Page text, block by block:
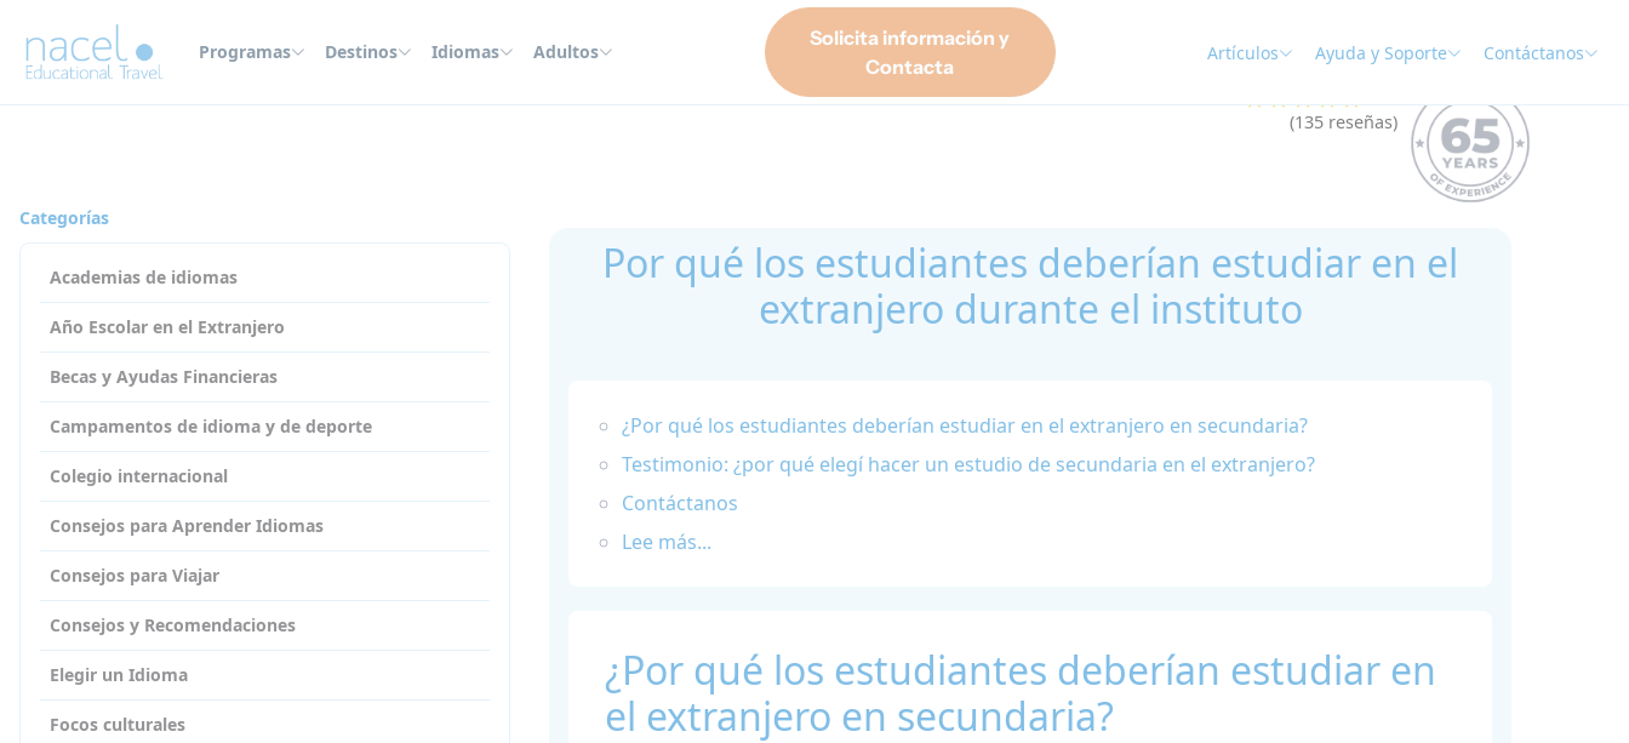
Programas Destinos Idiomas Adultos
Solicita información y
Contacta
Artículos Ayuda y Soporte Contáctanos
★★★★★4.9
(135 reseñas)
Categorías
Academias de idiomas
Año Escolar en el Extranjero
Becas y Ayudas Financieras
Campamentos de idioma y de deporte
Colegio internacional
Consejos para Aprender Idiomas
Consejos para Viajar
Consejos y Recomendaciones
Elegir un Idioma
Focos culturales
Por qué los estudiantes deberían estudiar en el
extranjero durante el instituto
¿Por qué los estudiantes deberían estudiar en el extranjero en secundaria?
Testimonio: ¿por qué elegí hacer un estudio de secundaria en el extranjero?
Contáctanos
Lee más...
¿Por qué los estudiantes deberían estudiar en
el extranjero en secundaria?